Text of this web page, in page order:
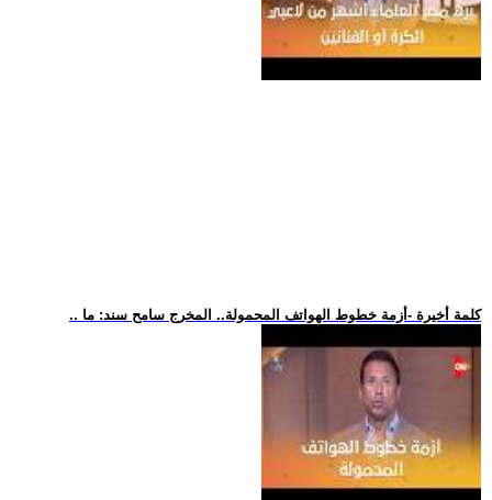
.. كلمة أخيرة -أزمة خطوط الهواتف المحمولة.. المخرج سامح سند: ما